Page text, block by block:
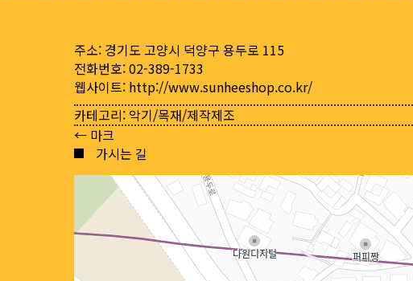
주소: 경기도 고양시 덕양구 용두로 115
전화번호: 02-389-1733
웹사이트: http://www.sunheeshop.co.kr/
카테고리: 악기/목재/제작제조
Posts
navigation
← 마크
가시는 길